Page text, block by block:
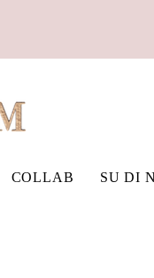
COLLAB SU DI